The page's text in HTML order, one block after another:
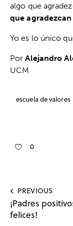
algo que
que
Yo es lo único
PorAlejandro
UCM
escuela de valores
0
PREVIOUS
¡Padres
felices!